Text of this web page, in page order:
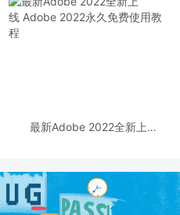
最新Adobe 2022全新上